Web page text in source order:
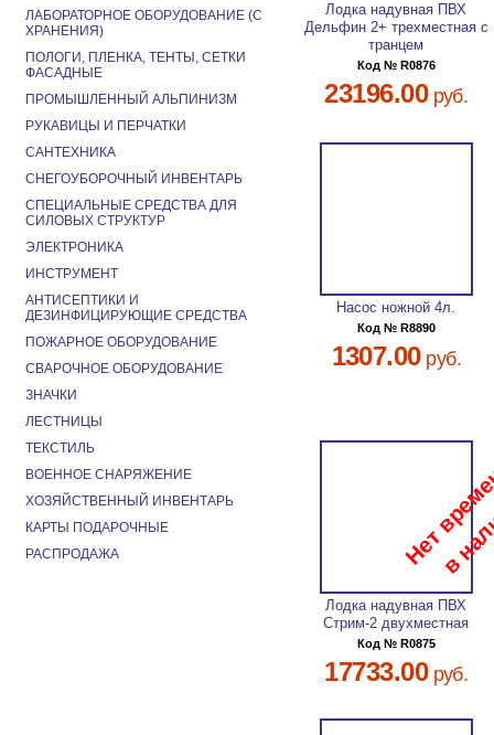
Лодка надувная ПВХ
Дельфин 2+ трехместная с
транцем
Код № R0876
23196.00руб.
Насос ножной 4л.
Код № R8890
1307.00руб.
Лодка надувная ПВХ
Стрим-2 двухместная
Код № R0875
17733.00руб.
ЛАБОРАТОРНОЕ ОБОРУДОВАНИЕ (С
ХРАНЕНИЯ)
ПОЛОГИ, ПЛЕНКА, ТЕНТЫ, СЕТКИ
ФАСАДНЫЕ
ПРОМЫШЛЕННЫЙ АЛЬПИНИЗМ
РУКАВИЦЫ И ПЕРЧАТКИ
САНТЕХНИКА
СНЕГОУБОРОЧНЫЙ ИНВЕНТАРЬ
СПЕЦИАЛЬНЫЕ СРЕДСТВА ДЛЯ
СИЛОВЫХ СТРУКТУР
ЭЛЕКТРОНИКА
ИНСТРУМЕНТ
АНТИСЕПТИКИ И
ДЕЗИНФИЦИРУЮЩИЕ СРЕДСТВА
ПОЖАРНОЕ ОБОРУДОВАНИЕ
СВАРОЧНОЕ ОБОРУДОВАНИЕ
ЗНАЧКИ
ЛЕСТНИЦЫ
ТЕКСТИЛЬ
ВОЕННОЕ СНАРЯЖЕНИЕ
ХОЗЯЙСТВЕННЫЙ ИНВЕНТАРЬ
КАРТЫ ПОДАРОЧНЫЕ
РАСПРОДАЖА